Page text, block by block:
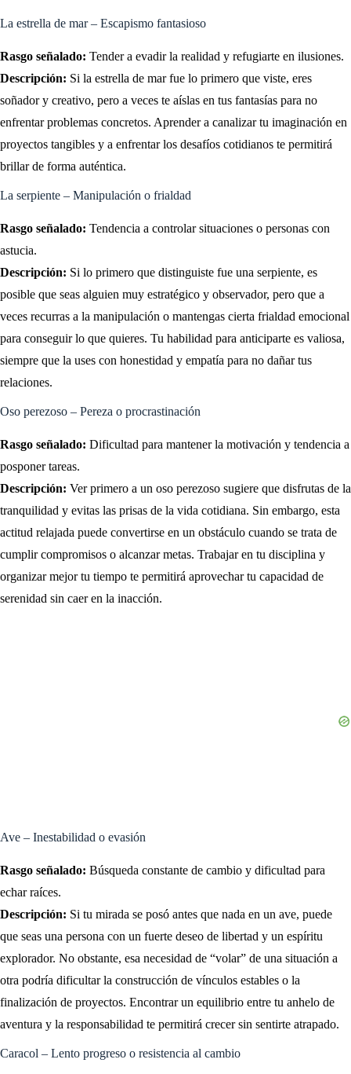
La estrella de mar – Escapismo fantasioso
Rasgo señalado: Tender a evadir la realidad y refugiarte en ilusiones.
Descripción: Si la estrella de mar fue lo primero que viste, eres
soñador y creativo, pero a veces te aíslas en tus fantasías para no
enfrentar problemas concretos. Aprender a canalizar tu imaginación en
proyectos tangibles y a enfrentar los desafíos cotidianos te permitirá
brillar de forma auténtica.
La serpiente – Manipulación o frialdad
Rasgo señalado: Tendencia a controlar situaciones o personas con
astucia.
Descripción: Si lo primero que distinguiste fue una serpiente, es
posible que seas alguien muy estratégico y observador, pero que a
veces recurras a la manipulación o mantengas cierta frialdad emocional
para conseguir lo que quieres. Tu habilidad para anticiparte es valiosa,
siempre que la uses con honestidad y empatía para no dañar tus
relaciones.
Oso perezoso – Pereza o procrastinación
Rasgo señalado: Dificultad para mantener la motivación y tendencia a
posponer tareas.
Descripción: Ver primero a un oso perezoso sugiere que disfrutas de la
tranquilidad y evitas las prisas de la vida cotidiana. Sin embargo, esta
actitud relajada puede convertirse en un obstáculo cuando se trata de
cumplir compromisos o alcanzar metas. Trabajar en tu disciplina y
organizar mejor tu tiempo te permitirá aprovechar tu capacidad de
serenidad sin caer en la inacción.
Ave – Inestabilidad o evasión
Rasgo señalado: Búsqueda constante de cambio y dificultad para
echar raíces.
Descripción: Si tu mirada se posó antes que nada en un ave, puede
que seas una persona con un fuerte deseo de libertad y un espíritu
explorador. No obstante, esa necesidad de “volar” de una situación a
otra podría dificultar la construcción de vínculos estables o la
finalización de proyectos. Encontrar un equilibrio entre tu anhelo de
aventura y la responsabilidad te permitirá crecer sin sentirte atrapado.
Caracol – Lento progreso o resistencia al cambio